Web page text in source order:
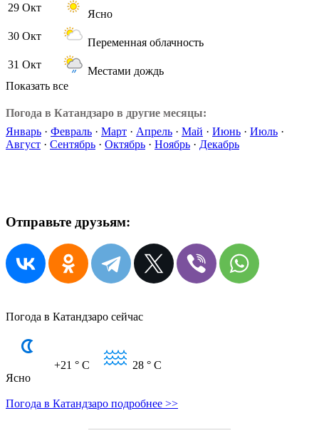
29 Окт
Ясно
30 Окт
Переменная облачность
31 Окт
Местами дождь
Показать все
Погода в Катандзаро в другие месяцы:
Январь · Февраль · Март · Апрель · Май · Июнь · Июль ·
Август · Сентябрь · Октябрь · Ноябрь · Декабрь
Отправьте друзьям:
Погода в Катандзаро сейчас
+21 ° C 28 ° C
Ясно
Погода в Катандзаро подробнее >>